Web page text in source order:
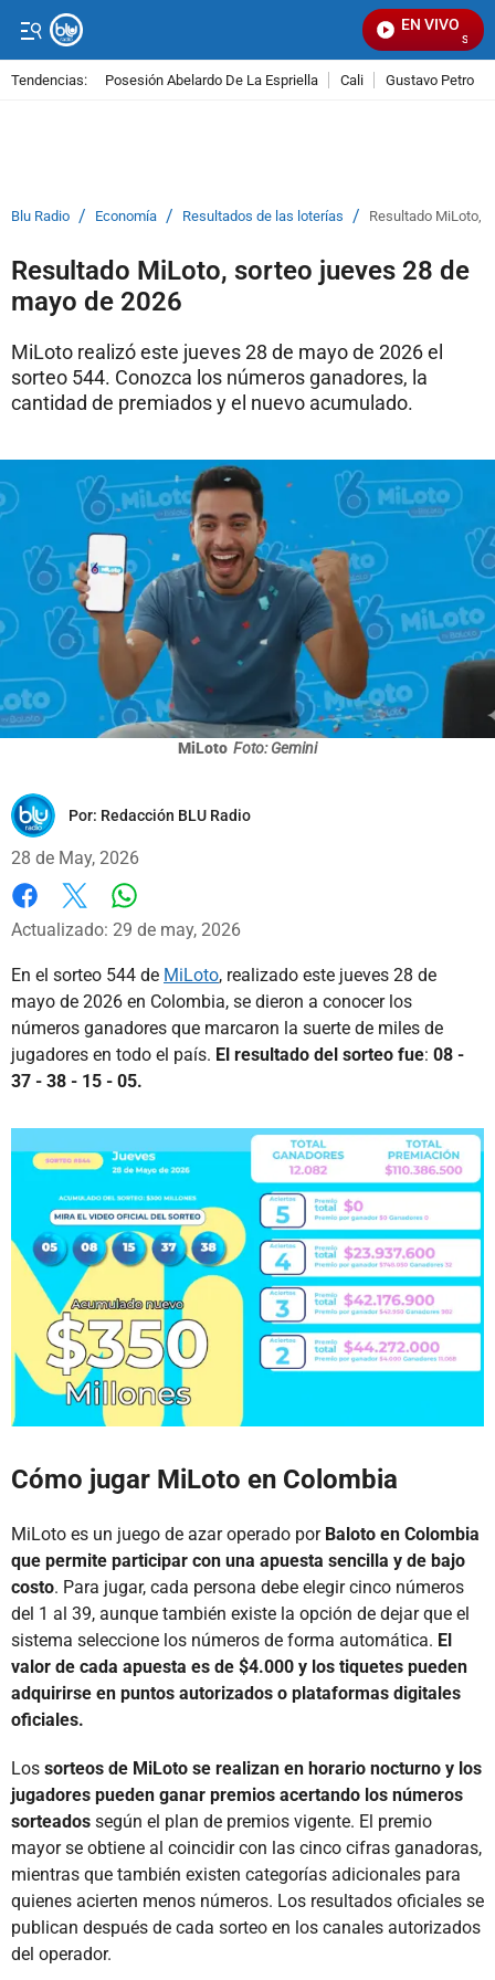
EN VIVO
Señal
Tendencias: Posesión Abelardo De La Espriella Cali Gustavo Petro
Blu Radio / Economía / Resultados de las loterías / Resultado MiLoto,
Resultado MiLoto, sorteo jueves 28 de
mayo de 2026
MiLoto realizó este jueves 28 de mayo de 2026 el
sorteo 544. Conozca los números ganadores, la
cantidad de premiados y el nuevo acumulado.
MiLoto Foto: Gemini
Por: Redacción BLU Radio
28 de May, 2026
Facebook
X
Actualizado: 29 de may, 2026
En el sorteo 544 de MiLoto, realizado este jueves 28 de
mayo de 2026 en Colombia, se dieron a conocer los
números ganadores que marcaron la suerte de miles de
jugadores en todo el país. El resultado del sorteo fue: 08 -
37 - 38 - 15 - 05.
Cómo jugar MiLoto en Colombia
MiLoto es un juego de azar operado por Baloto en Colombia
que permite participar con una apuesta sencilla y de bajo
costo. Para jugar, cada persona debe elegir cinco números
del 1 al 39, aunque también existe la opción de dejar que el
sistema seleccione los números de forma automática. El
valor de cada apuesta es de $4.000 y los tiquetes pueden
adquirirse en puntos autorizados o plataformas digitales
oficiales.
Los sorteos de MiLoto se realizan en horario nocturno y los
jugadores pueden ganar premios acertando los números
sorteados según el plan de premios vigente. El premio
mayor se obtiene al coincidir con las cinco cifras ganadoras,
mientras que también existen categorías adicionales para
quienes acierten menos números. Los resultados oficiales se
publican después de cada sorteo en los canales autorizados
del operador.